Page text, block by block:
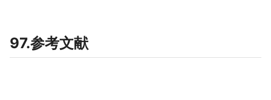
97.参考文献